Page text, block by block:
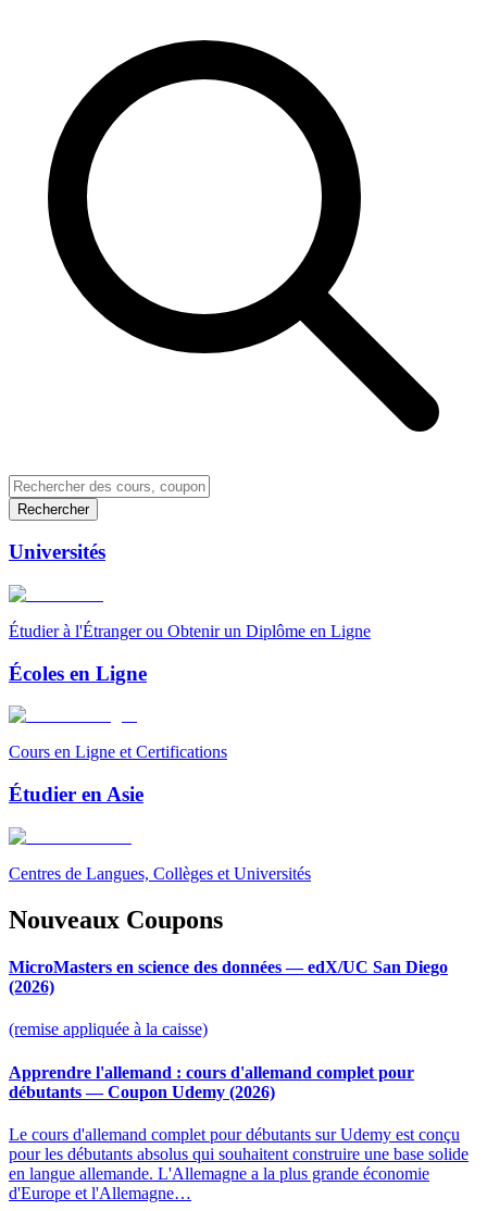
Rechercher
Universités
Étudier à l'Étranger ou Obtenir un Diplôme en Ligne
Écoles en Ligne
Cours en Ligne et Certifications
Étudier en Asie
Centres de Langues, Collèges et Universités
Nouveaux Coupons
MicroMasters en science des données — edX/UC San Diego
(2026)
(remise appliquée à la caisse)
Apprendre l'allemand : cours d'allemand complet pour
débutants — Coupon Udemy (2026)
Le cours d'allemand complet pour débutants sur Udemy est conçu
pour les débutants absolus qui souhaitent construire une base solide
en langue allemande. L'Allemagne a la plus grande économie
d'Europe et l'Allemagne…